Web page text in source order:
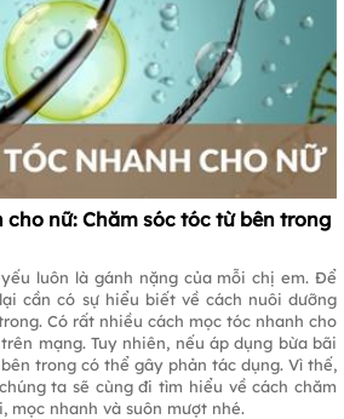
nữ: Chăm sóc tóc từ bên trong
luôn là gánh nặng của mỗi chị em. Để
cần có sự hiểu biết về cách nuôi dưỡng
Có rất nhiều cách mọc tóc nhanh cho
mạng. Tuy nhiên, nếu áp dụng bừa bãi
trong có thể gây phản tác dụng. Vì thế,
ta sẽ cùng đi tìm hiểu về cách chăm
mọc nhanh và suôn mượt nhé.